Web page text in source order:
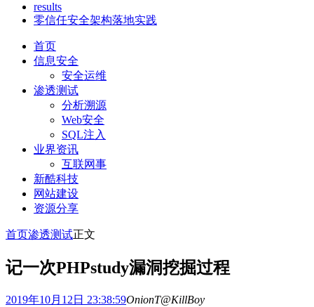
results
零信任安全架构落地实践
首页
信息安全
安全运维
渗透测试
分析溯源
Web安全
SQL注入
业界资讯
互联网事
新酷科技
网站建设
资源分享
首页渗透测试正文
记一次PHPstudy漏洞挖掘过程
2019年10月12日 23:38:59OnionT@KillBoy